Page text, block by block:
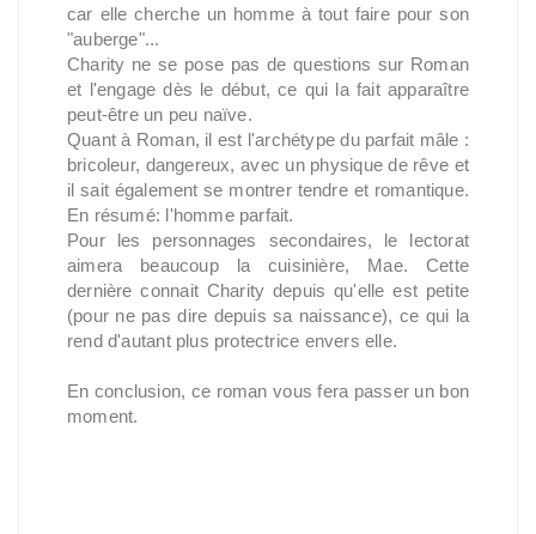
car elle cherche un homme à tout faire pour son
"auberge"...
Charity ne se pose pas de questions sur Roman
et l'engage dès le début, ce qui la fait apparaître
peut-être un peu naïve.
Quant à Roman, il est l'archétype du parfait mâle :
bricoleur, dangereux, avec un physique de rêve et
il sait également se montrer tendre et romantique.
En résumé: l'homme parfait.
Pour les personnages secondaires, le lectorat
aimera beaucoup la cuisinière, Mae. Cette
dernière connait Charity depuis qu'elle est petite
(pour ne pas dire depuis sa naissance), ce qui la
rend d'autant plus protectrice envers elle.
En conclusion, ce roman vous fera passer un bon
moment.